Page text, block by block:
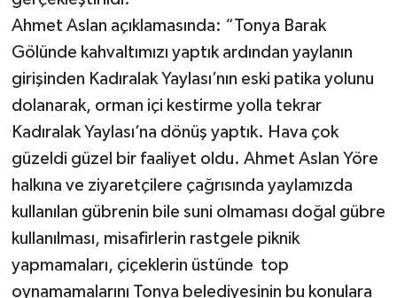
Ahmet Aslan açıklamasında: “Tonya Barak
Gölünde kahvaltımızı yaptık ardından yaylanın
girişinden Kadıralak Yaylası’nın eski patika yolunu
dolanarak, orman içi kestirme yolla tekrar
Kadıralak Yaylası’na dönüş yaptık. Hava çok
güzeldi güzel bir faaliyet oldu. Ahmet Aslan Yöre
halkına ve ziyaretçilere çağrısında yaylamızda
kullanılan gübrenin bile suni olmaması doğal gübre
kullanılması, misafirlerin rastgele piknik
yapmamaları, çiçeklerin üstünde top
oynamamalarını Tonya belediyesinin bu konulara